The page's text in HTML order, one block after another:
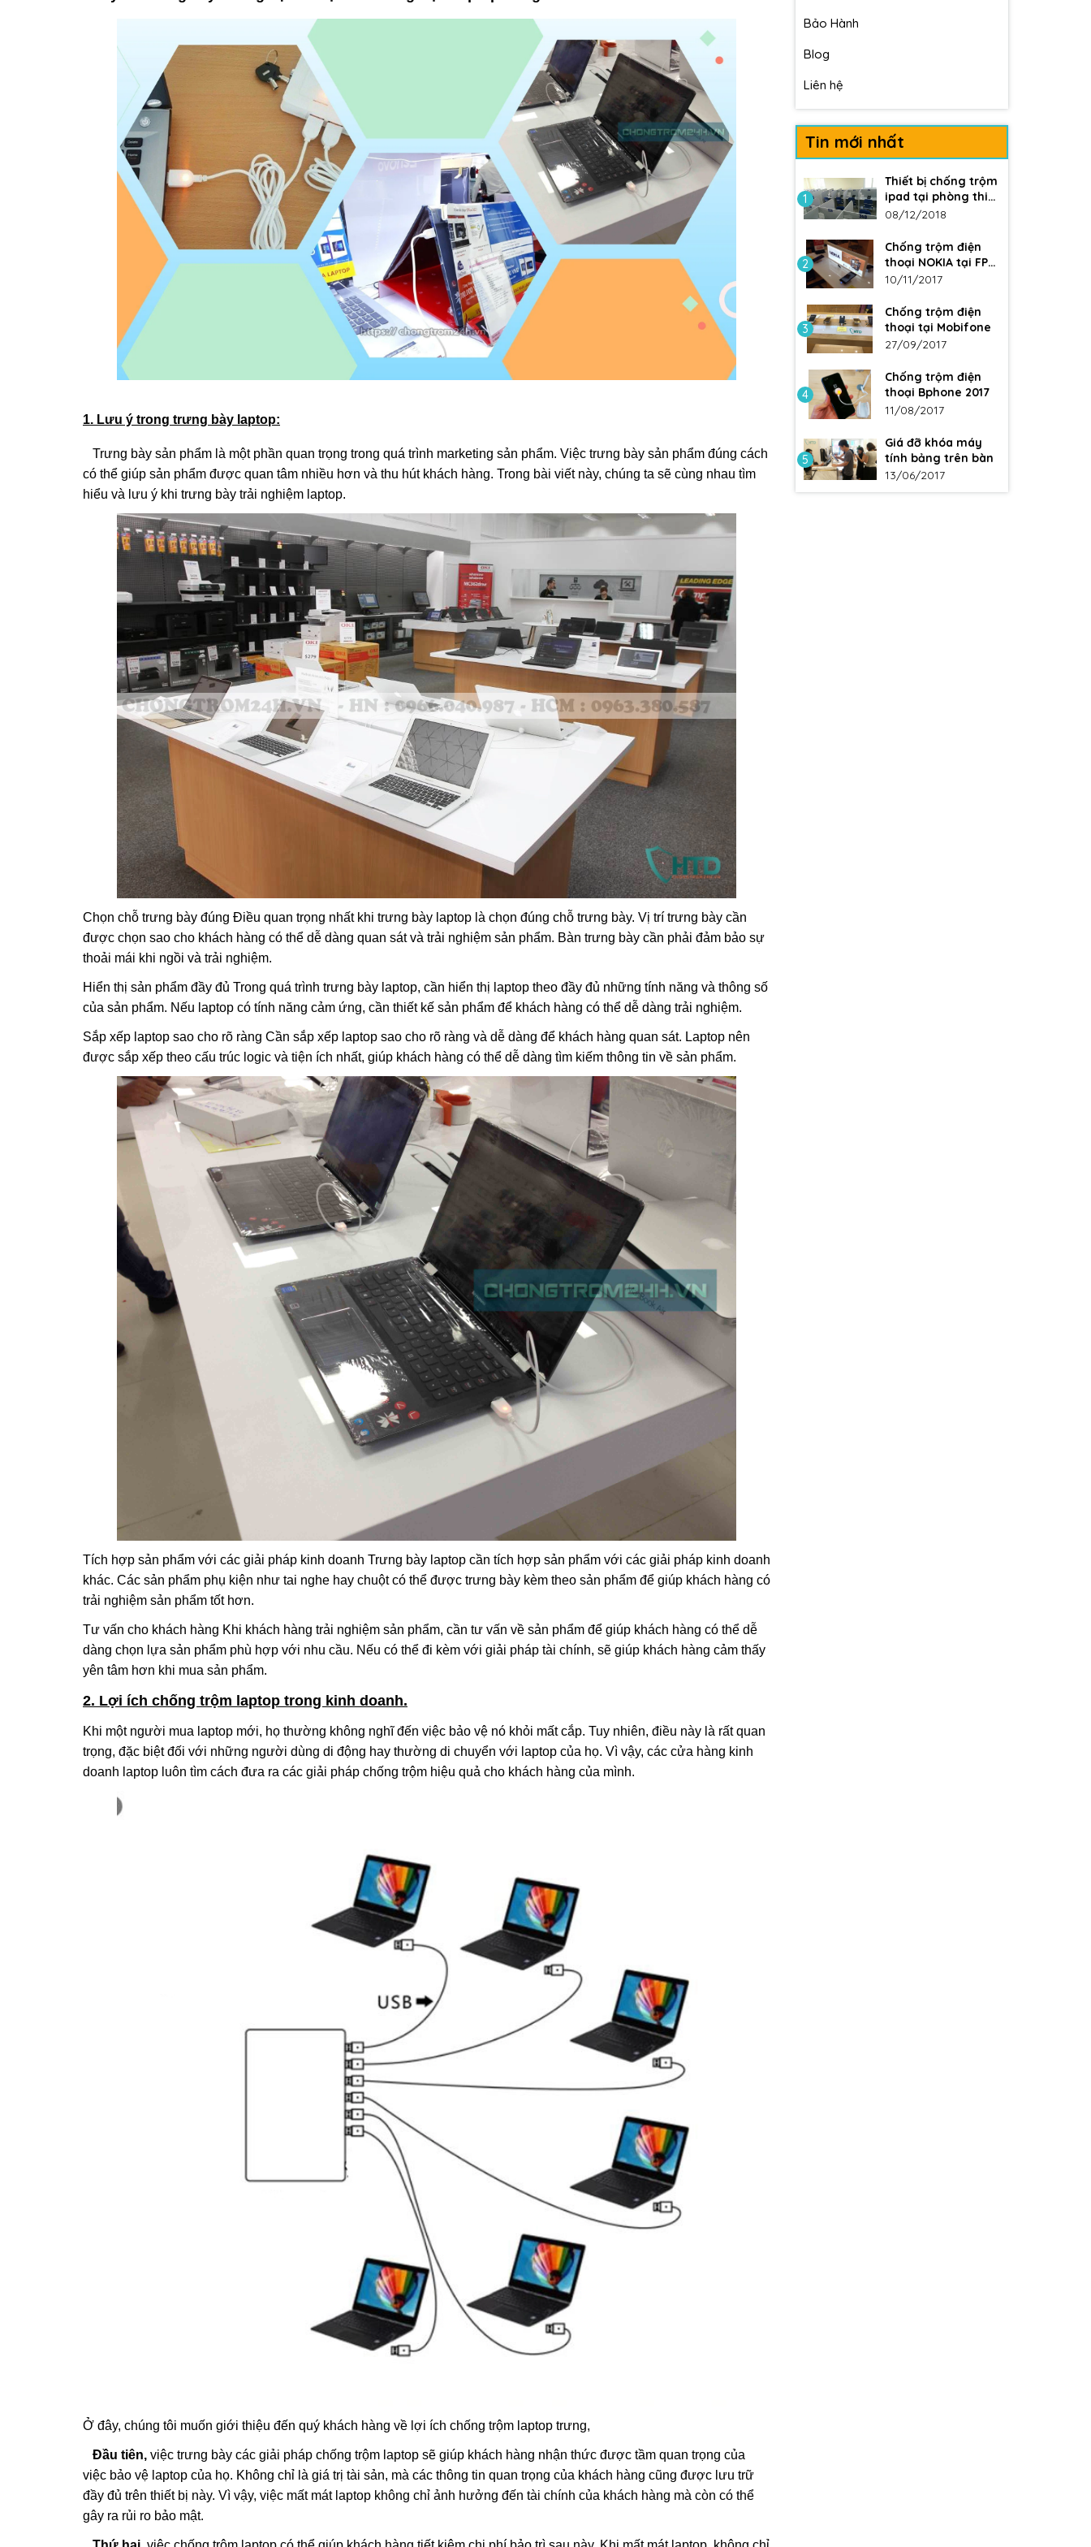
1. Lưu ý trong trưng bày laptop:
Trưng bày sản phẩm là một phần quan trọng trong quá trình marketing sản phẩm. Việc trưng bày sản phẩm đúng cách
có thể giúp sản phẩm được quan tâm nhiều hơn và thu hút khách hàng. Trong bài viết này, chúng ta sẽ cùng nhau tìm
hiểu và lưu ý khi trưng bày trải nghiệm laptop.
Chọn chỗ trưng bày đúng Điều quan trọng nhất khi trưng bày laptop là chọn đúng chỗ trưng bày. Vị trí trưng bày cần
được chọn sao cho khách hàng có thể dễ dàng quan sát và trải nghiệm sản phẩm. Bàn trưng bày cần phải đảm bảo sự
thoải mái khi ngồi và trải nghiệm.
Hiển thị sản phẩm đầy đủ Trong quá trình trưng bày laptop, cần hiển thị laptop theo đầy đủ những tính năng và thông số
của sản phẩm. Nếu laptop có tính năng cảm ứng, cần thiết kế sản phẩm để khách hàng có thể dễ dàng trải nghiệm.
Sắp xếp laptop sao cho rõ ràng Cần sắp xếp laptop sao cho rõ ràng và dễ dàng để khách hàng quan sát. Laptop nên
được sắp xếp theo cấu trúc logic và tiện ích nhất, giúp khách hàng có thể dễ dàng tìm kiếm thông tin về sản phẩm.
Tích hợp sản phẩm với các giải pháp kinh doanh Trưng bày laptop cần tích hợp sản phẩm với các giải pháp kinh doanh
khác. Các sản phẩm phụ kiện như tai nghe hay chuột có thể được trưng bày kèm theo sản phẩm để giúp khách hàng có
trải nghiệm sản phẩm tốt hơn.
Tư vấn cho khách hàng Khi khách hàng trải nghiệm sản phẩm, cần tư vấn về sản phẩm để giúp khách hàng có thể dễ
dàng chọn lựa sản phẩm phù hợp với nhu cầu. Nếu có thể đi kèm với giải pháp tài chính, sẽ giúp khách hàng cảm thấy
yên tâm hơn khi mua sản phẩm.
2. Lợi ích chống trộm laptop trong kinh doanh.
Khi một người mua laptop mới, họ thường không nghĩ đến việc bảo vệ nó khỏi mất cắp. Tuy nhiên, điều này là rất quan
trọng, đặc biệt đối với những người dùng di động hay thường di chuyển với laptop của họ. Vì vậy, các cửa hàng kinh
doanh laptop luôn tìm cách đưa ra các giải pháp chống trộm hiệu quả cho khách hàng của mình.
Ở đây, chúng tôi muốn giới thiệu đến quý khách hàng về lợi ích chống trộm laptop trưng,
Đầu tiên, việc trưng bày các giải pháp chống trộm laptop sẽ giúp khách hàng nhận thức được tầm quan trọng của
việc bảo vệ laptop của họ. Không chỉ là giá trị tài sản, mà các thông tin quan trọng của khách hàng cũng được lưu trữ
đầy đủ trên thiết bị này. Vì vậy, việc mất mát laptop không chỉ ảnh hưởng đến tài chính của khách hàng mà còn có thể
gây ra rủi ro bảo mật.
Bảo Hành
Blog
Liên hệ
Tin mới nhất
1
Thiết bị chống trộm
ipad tại phòng thi
ĐH Y
08/12/2018
2
Chống trộm điện
thoại NOKIA tại FPT
Shop
10/11/2017
3
Chống trộm điện
thoại tại Mobifone
27/09/2017
4
Chống trộm điện
thoại Bphone 2017
11/08/2017
5
Giá đỡ khóa máy
tính bảng trên bàn
13/06/2017